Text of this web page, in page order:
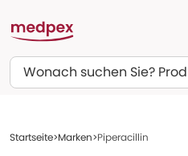
Suchen
Startseite Marken Piperacillin